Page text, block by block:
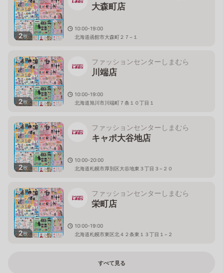
2枚
大森町店
10:00-19:00
北海道函館市大森町２７−１
2枚
ファッションセンターしまむら
川端店
10:00-19:00
北海道旭川市川端町７条１０丁目１
2枚
ファッションセンターしまむら
キャポ大谷地店
10:00-20:00
北海道札幌市厚別区大谷地東３丁目３−２０
2枚
ファッションセンターしまむら
栄町店
10:00-19:00
北海道札幌市東区北４２条東１３丁目１−２
すべて見る